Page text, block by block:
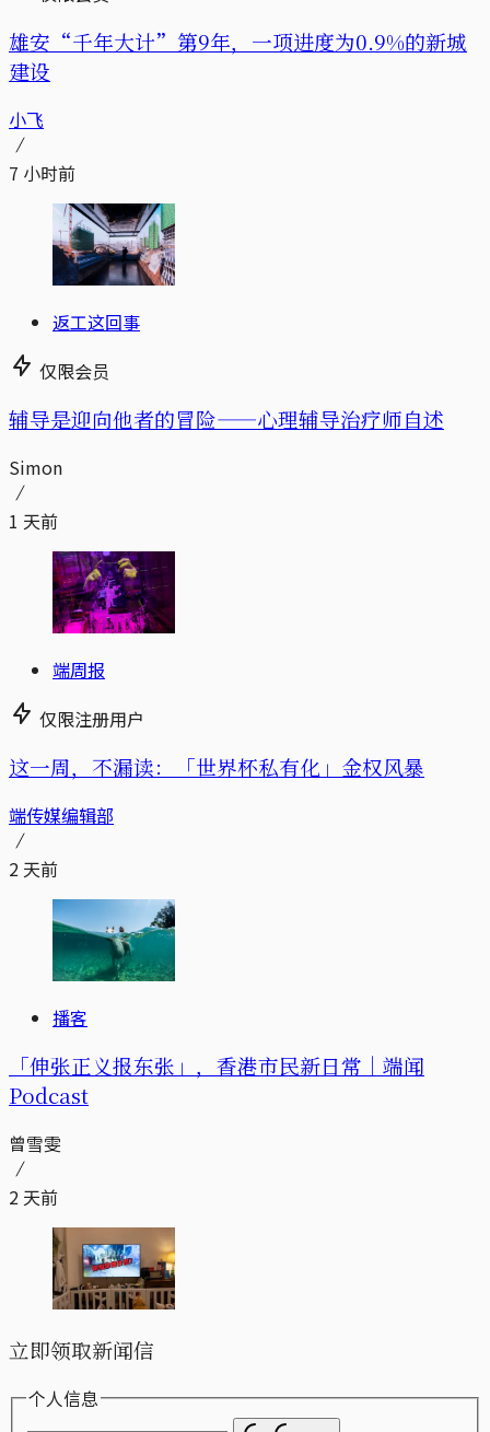
雄安“千年大计”第9年，一项进度为0.9%的新城
建设
小飞
7 小时前
返工这回事
仅限会员
辅导是迎向他者的冒险——心理辅导治疗师自述
Simon
1 天前
端周报
仅限注册用户
这一周，不漏读：「世界杯私有化」金权风暴
端传媒编辑部
2 天前
播客
「伸张正义报东张」，香港市民新日常｜端闻
Podcast
曾雪雯
2 天前
立即领取新闻信
个人信息